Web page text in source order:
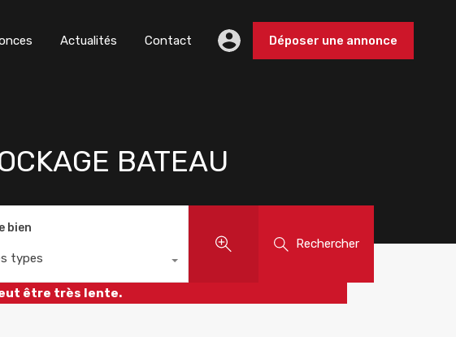
Actualités Contact Déposer une annonce
BATEAU
bien
types
Rechercher
être très lente.